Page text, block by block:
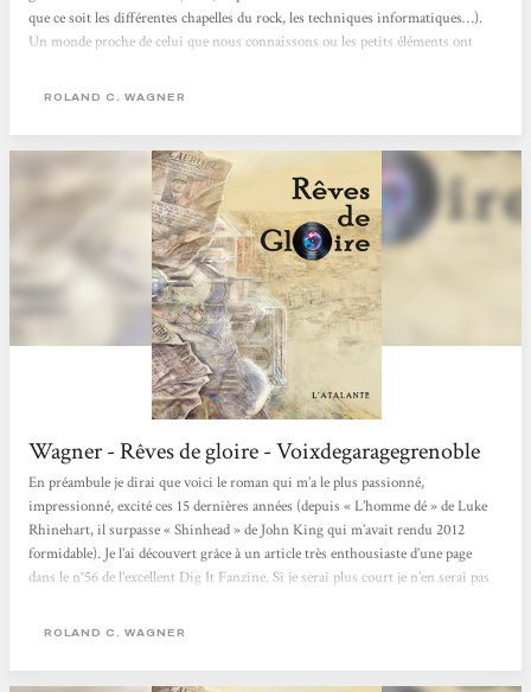
que ce soit les différentes chapelles du rock, les techniques informatiques…).
Un monde proche de celui que nous connaissons ou les petits éléments ont
maîtrisé avec un mode narratif particulier fait de très courts « chapitres »
ROLAND C. WAGNER
Wagner - Rêves de gloire - Voixdegaragegrenoble
En préambule je dirai que voici le roman qui m’a le plus passionné,
impressionné, excité ces 15 dernières années (depuis « L’homme dé » de Luke
Rhinehart, il surpasse « Shinhead » de John King qui m’avait rendu 2012
formidable). Je l’ai découvert grâce à un article très enthousiaste d’une page
dans le n°56 de l’excellent Dig It Fanzine. Si je serai plus court je n’en serai pas
‘uchronie Rock’ (mais bien sûr tellement plus que ça) où,...
ROLAND C. WAGNER